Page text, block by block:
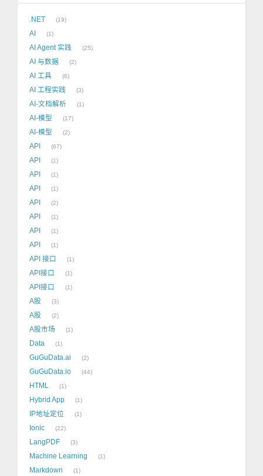
.NET 19
AI 1
AI Agent 实践 25
AI 与数据 2
AI 工具 6
AI 工程实践 3
AI-文档解析 1
AI-模型 17
AI-模型 2
API 67
API 1
API 1
API 1
API 2
API 1
API 1
API 1
API 接口 1
API接口 1
API接口 1
A股 3
A股 2
A股市场 1
Data 1
GuGuData.ai 2
GuGuData.io 44
HTML 1
Hybrid App 1
IP地址定位 1
Ionic 22
LangPDF 3
Machine Learning 1
Markdown 1